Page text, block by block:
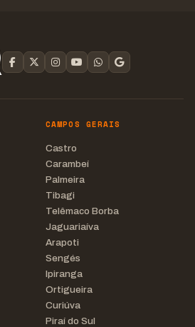
CAMPOS GERAIS
Castro
Carambeí
Palmeira
Tibagi
Telêmaco Borba
Jaguariaíva
Arapoti
Sengés
Ipiranga
Ortigueira
Curiúva
Piraí do Sul